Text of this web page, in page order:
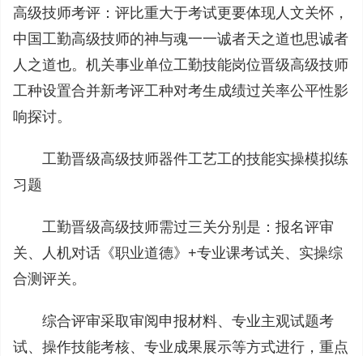
高级技师考评：评比重大于考试更要体现人文关怀，
中国工勤高级技师的神与魂一一诚者天之道也思诚者
人之道也。机关事业单位工勤技能岗位晋级高级技师
工种设置合并新考评工种对考生成绩过关率公平性影
响探讨。
工勤晋级高级技师器件工艺工的技能实操模拟练
习题
工勤晋级高级技师需过三关分别是：报名评审
关、人机对话《职业道德》+专业课考试关、实操综
合测评关。
综合评审采取审阅申报材料、专业主观试题考
试、操作技能考核、专业成果展示等方式进行，重点